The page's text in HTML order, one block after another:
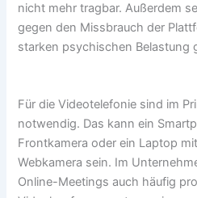
nicht mehr tragbar. Außerdem
gegen den Missbrauch der
starken psychischen Belastung
Für die Videotelefonie sind im
notwendig. Das kann ein
Frontkamera oder ein Laptop
Webkamera sein. Im
Online-Meetings auch häufig